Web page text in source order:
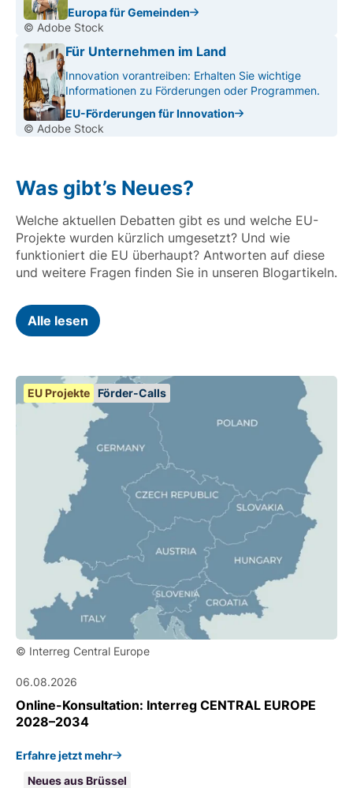
© Adobe Stock
Europa für Gemeinden
© Adobe Stock
Für Unternehmen im Land
Innovation vorantreiben: Erhalten Sie wichtige
Informationen zu Förderungen oder Programmen.
EU-Förderungen für Innovation
Was gibt’s Neues?
Welche aktuellen Debatten gibt es und welche EU-
Projekte wurden kürzlich umgesetzt? Und wie
funktioniert die EU überhaupt? Antworten auf diese
und weitere Fragen finden Sie in unseren Blogartikeln.
Alle lesen
EU Projekte Förder-Calls
© Interreg Central Europe
06.08.2026
Online-Konsultation: Interreg CENTRAL EUROPE
2028–2034
Erfahre jetzt mehr
Neues aus Brüssel